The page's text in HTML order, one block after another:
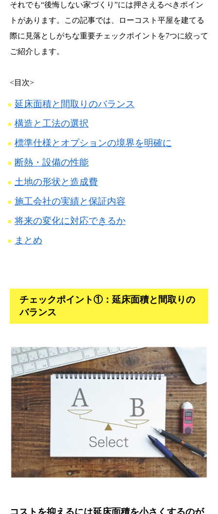
それでも“後悔しない家づくり”には押さえるべきポイン
トがあります。この記事では、ローコスト平屋を建てる
際に見落としがちな重要チェックポイントを7つに絞って
ご紹介します。
<目次>
延床面積と間取りのバランス
構造と工法の選択
標準仕様とオプションの境界を明確に
断熱・設備の性能
土地の形状と造成費
施工会社の実績と保証内容
将来の変化に対応できるか
まとめ
チェックポイント①：延床面積と間取りの
バランス
コストを抑えるには延床面積を小さくするのが